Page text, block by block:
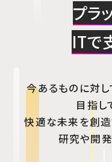
プラ
ITで
今あるものに対
目指し
快適な未来を創
研究や開